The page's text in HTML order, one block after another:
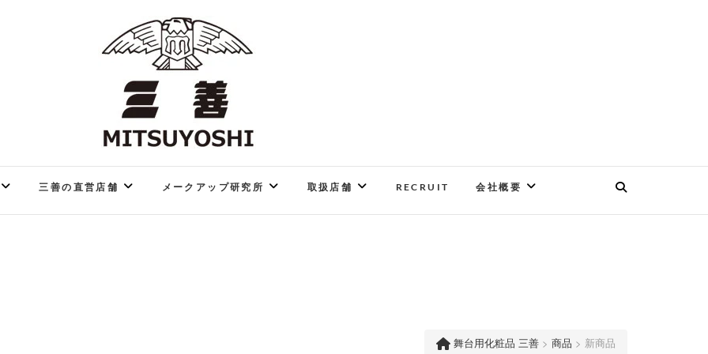
舞台用化粧品 三善
三善の直営店舗 メークアップ研究所 取扱店舗 RECRUIT 会社概要
舞台用化粧品 三善 > 商品 > 新商品